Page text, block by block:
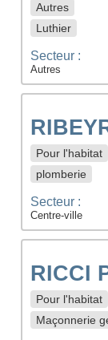
Autres
Luthier
Secteur :
Autres
Pour l'habitat
plomberie
Secteur :
Centre-ville
RICCI
Pour l'habitat
Maçonnerie